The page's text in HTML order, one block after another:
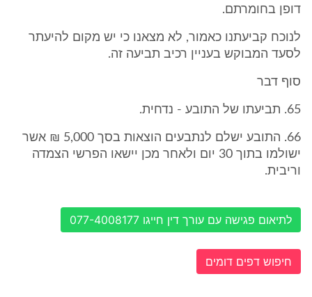
דופן בחומרתם.
לנוכח קביעתנו כאמור, לא מצאנו כי יש מקום להיעתר
לסעד המבוקש בעניין רכיב תביעה זה.
סוף דבר
65. תביעתו של התובע - נדחית.
66. התובע ישלם לנתבעים הוצאות בסך 5,000 ₪ אשר
ישולמו בתוך 30 יום ולאחר מכן יישאו הפרשי הצמדה
וריבית.
לתיאום פגישה עם עורך דין חייגו 077-4008177
חיפוש דפים דומים